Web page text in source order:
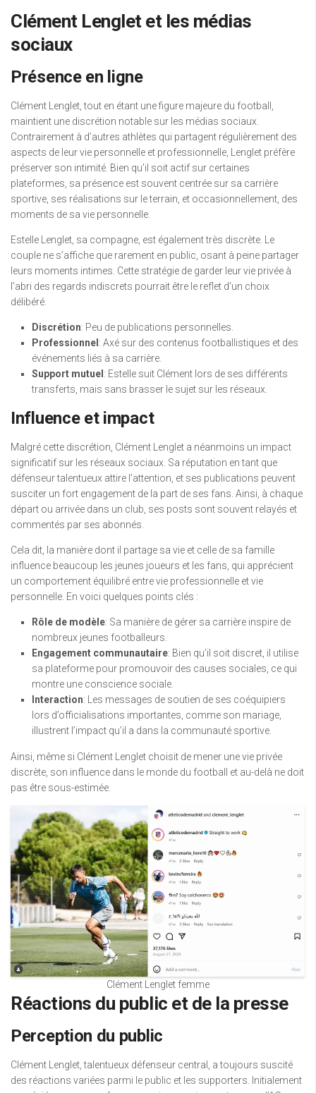
Clément Lenglet et les médias
sociaux
Présence en ligne
Clément Lenglet, tout en étant une figure majeure du football,
maintient une discrétion notable sur les médias sociaux.
Contrairement à d’autres athlètes qui partagent régulièrement des
aspects de leur vie personnelle et professionnelle, Lenglet préfère
préserver son intimité. Bien qu’il soit actif sur certaines
plateformes, sa présence est souvent centrée sur sa carrière
sportive, ses réalisations sur le terrain, et occasionnellement, des
moments de sa vie personnelle.
Estelle Lenglet, sa compagne, est également très discrète. Le
couple ne s’affiche que rarement en public, osant à peine partager
leurs moments intimes. Cette stratégie de garder leur vie privée à
l’abri des regards indiscrets pourrait être le reflet d’un choix
délibéré.
Discrétion: Peu de publications personnelles.
Professionnel : Axé sur des contenus footballistiques et des
événements liés à sa carrière.
Support mutuel : Estelle suit Clément lors de ses différents
transferts, mais sans brasser le sujet sur les réseaux.
Influence et impact
Malgré cette discrétion, Clément Lenglet a néanmoins un impact
significatif sur les réseaux sociaux. Sa réputation en tant que
défenseur talentueux attire l’attention, et ses publications peuvent
susciter un fort engagement de la part de ses fans. Ainsi, à chaque
départ ou arrivée dans un club, ses posts sont souvent relayés et
commentés par ses abonnés.
Cela dit, la manière dont il partage sa vie et celle de sa famille
influence beaucoup les jeunes joueurs et les fans, qui apprécient
un comportement équilibré entre vie professionnelle et vie
personnelle. En voici quelques points clés :
Rôle de modèle: Sa manière de gérer sa carrière inspire de
nombreux jeunes footballeurs.
Engagement communautaire: Bien qu’il soit discret, il utilise
sa plateforme pour promouvoir des causes sociales, ce qui
montre une conscience sociale.
Interaction: Les messages de soutien de ses coéquipiers
lors d’officialisations importantes, comme son mariage,
illustrent l’impact qu’il a dans la communauté sportive.
Ainsi, même si Clément Lenglet choisit de mener une vie privée
discrète, son influence dans le monde du football et au-delà ne doit
pas être sous-estimée.
Clément Lenglet femme
Réactions du public et de la presse
Perception du public
Clément Lenglet, talentueux défenseur central, a toujours suscité
des réactions variées parmi le public et les supporters. Initialement